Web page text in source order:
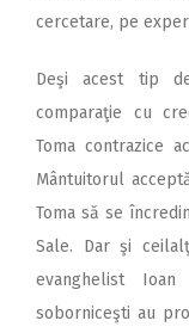
cercetare, pe
Deşi acest tip
comparaţie cu
Toma contrazice
Mântuitorul
Toma să se
Sale. Dar şi
evanghelist
soborniceşti au